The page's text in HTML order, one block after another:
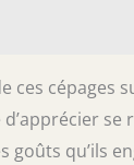
ces cépages
se
goûts qu’ils